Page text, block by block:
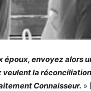
envoyez alors
la
Connaisseur. »